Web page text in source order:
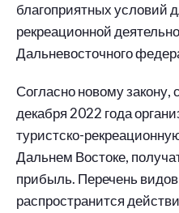
благоприятных условий
рекреационной
Дальневосточного
Согласно новому закону,
декабря 2022 года
туристско-
Дальнем Востоке,
прибыль. Перечень
распространится